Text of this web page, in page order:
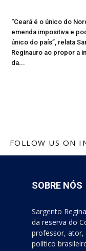
“Ceará é o único do
emenda impositiva e
único do país”, relata
Reginauro ao propor a
da...
FOLLOW US ON
SOBRE NÓS
Sargento
da reserva do
professor, ator,
político